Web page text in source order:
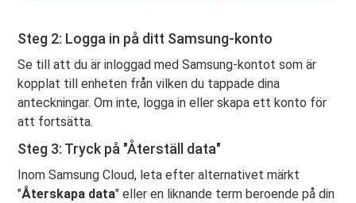
Steg 2: Logga in på ditt Samsung-konto
Se till att du är inloggad med Samsung-kontot som är
kopplat till enheten från vilken du tappade dina
anteckningar. Om inte, logga in eller skapa ett konto för
att fortsätta.
Steg 3: Tryck på "Återställ data"
Inom Samsung Cloud, leta efter alternativet märkt
"Återskapa data" eller en liknande term beroende på din